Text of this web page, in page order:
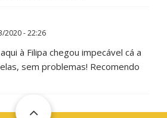
2020 - 22:26
à Filipa chegou impecável cá a
sem problemas! Recomendo